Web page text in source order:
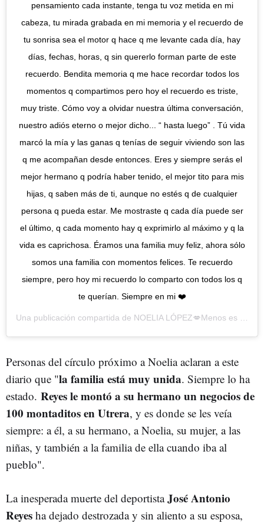
pensamiento cada instante, tenga tu voz metida en mi
cabeza, tu mirada grabada en mi memoria y el recuerdo de
tu sonrisa sea el motor q hace q me levante cada día, hay
días, fechas, horas, q sin quererlo forman parte de este
recuerdo. Bendita memoria q me hace recordar todos los
momentos q compartimos pero hoy el recuerdo es triste,
muy triste. Cómo voy a olvidar nuestra última conversación,
nuestro adiós eterno o mejor dicho... “ hasta luego” . Tú vida
marcó la mía y las ganas q tenías de seguir viviendo son las
q me acompañan desde entonces. Eres y siempre serás el
mejor hermano q podría haber tenido, el mejor tito para mis
hijas, q saben más de ti, aunque no estés q de cualquier
persona q pueda estar. Me mostraste q cada día puede ser
el último, q cada momento hay q exprimirlo al máximo y q la
vida es caprichosa. Éramos una familia muy feliz, ahora sólo
somos una familia con momentos felices. Te recuerdo
siempre, pero hoy mi recuerdo lo comparto con todos los q
te querían. Siempre en mi ❤️
Una publicación compartida de NOELIA LÓPEZ💋Menos es más 👧🏻👶🏻
Personas del círculo próximo a Noelia aclaran a este
diario que "la familia está muy unida. Siempre lo ha
estado. Reyes le montó a su hermano un negocios de
100 montaditos en Utrera, y es donde se les veía
siempre: a él, a su hermano, a Noelia, su mujer, a las
niñas, y también a la familia de ella cuando iba al
pueblo".
La inesperada muerte del deportistaJosé Antonio
Reyes ha dejado destrozada y sin aliento a su esposa,